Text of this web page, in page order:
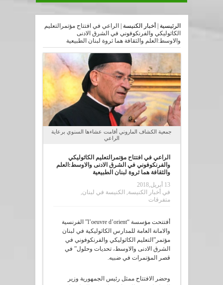
الرئيسية أخبار الكنيسة
الراعي في افتتاح مؤتمرالتعليم
الكاثوليكي والفرنكوفوني في الشرق الادنى
والاوسط:العلم والثقافة هما ثروة لبنان الطبيعية
جمعية الكشاف الماروني أقامت عشاءها السنوي برعاية
الراعي
الراعي في افتتاح مؤتمرالتعليم الكاثوليكي
والفرنكوفوني في الشرق الادنى والاوسط:العلم
والثقافة هما ثروة لبنان الطبيعية
13 أبريل,2018
في أخبار الكنيسة, الكنيسة في لبنان,
متفرقات
أفتتحت مؤسسة “l’oeuvre d’orient” الفرنسية
والامانة العامة للمدارس الكاثوليكية في لبنان
مؤتمر”التعليم الكاثوليكي والفرنكوفوني في
الشرق الادنى والاوسط، تحديات وحلول” في
قصر المؤتمرات في ضبيه.
وحضر الافتتاح ممثل رئيس الجمهورية وزير